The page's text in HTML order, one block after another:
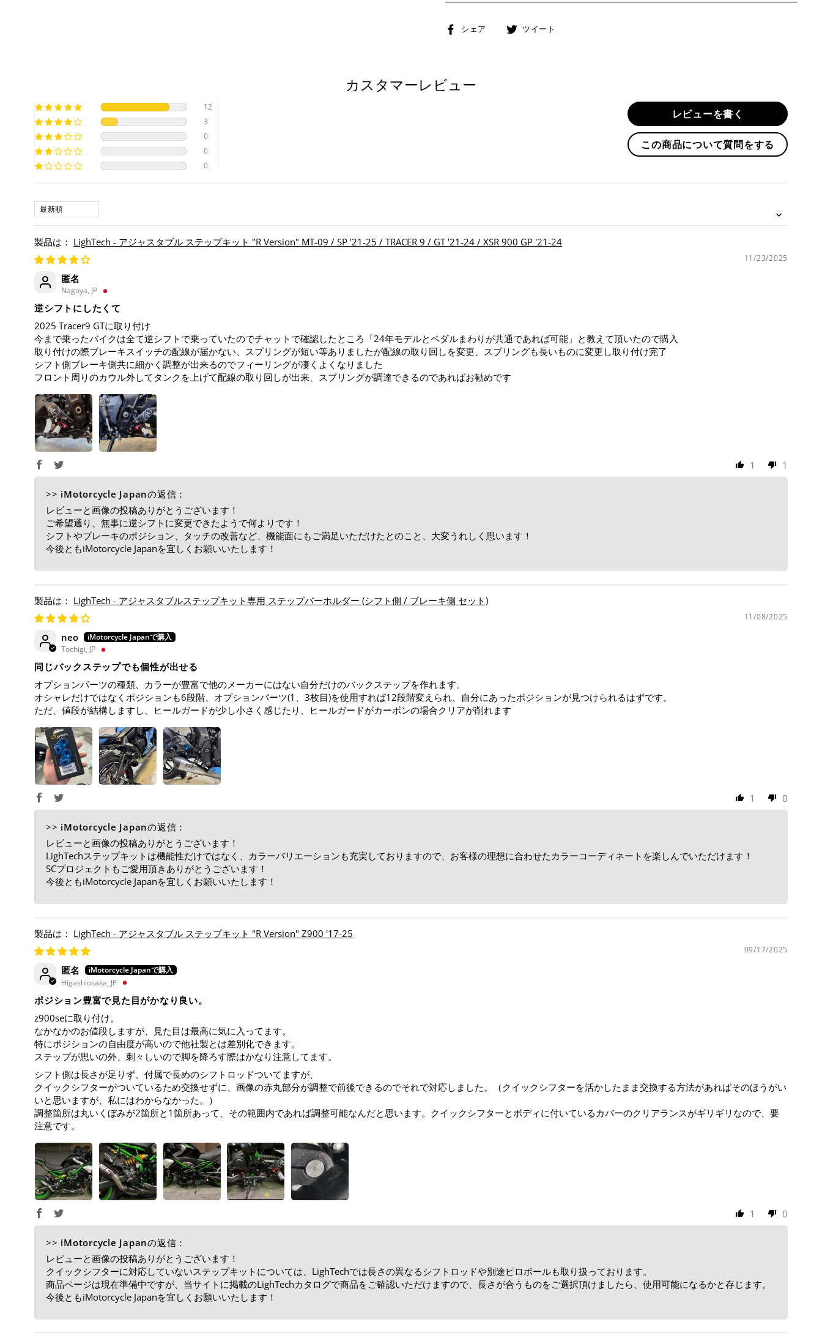
シェア
Facebookツイート
カスタマーレビュー
12
3
0
0
0
レビューを書く
この商品について質問をする
SORT BY
LighTech - アジャスタブル ステップキット "R Version" MT-09 / SP '21-25 / TRACER 9 / GT '21-24 / XSR 900 GP '21-24
11/23/2025
匿名
Nagoya, JP
逆シフトにしたくて
2025 Tracer9 GTに取り付け
今まで乗ったバイクは全て逆シフトで乗っていたのでチャットで確認したところ「24年モデルとペダルまわりが共通であれば可能」と教えて頂いたので購入
取り付けの際ブレーキスイッチの配線が届かない、スプリングが短い等ありましたが配線の取り回しを変更、スプリングも長いものに変更し取り付け完了
シフト側ブレーキ側共に細かく調整が出来るのでフィーリングが凄くよくなりました
フロント周りのカウル外してタンクを上げて配線の取り回しが出来、スプリングが調達できるのであればお勧めです
1 1
>> iMotorcycle Japanの返信：
レビューと画像の投稿ありがとうございます！
ご希望通り、無事に逆シフトに変更できたようで何よりです！
シフトやブレーキのポジション、タッチの改善など、機能面にもご満足いただけたとのこと、大変うれしく思います！
今後ともiMotorcycle Japanを宜しくお願いいたします！
LighTech - アジャスタブルステップキット専用 ステップバーホルダー (シフト側 / ブレーキ側 セット)
11/08/2025
neo
Tochigi, JP
同じバックステップでも個性が出せる
オプションパーツの種類、カラーが豊富で他のメーカーにはない自分だけのバックステップを作れます。
オシャレだけではなくポジションも6段階、オプションパーツ(1、3枚目)を使用すれば12段階変えられ、自分にあったポジションが見つけられるはずです。
ただ、値段が結構しますし、ヒールガードが少し小さく感じたり、ヒールガードがカーボンの場合クリアが削れます
1 0
>> iMotorcycle Japanの返信：
レビューと画像の投稿ありがとうございます！
LighTechステップキットは機能性だけではなく、カラーバリエーションも充実しておりますので、お客様の理想に合わせたカラーコーディネートを楽しんでいただけます！
SCプロジェクトもご愛用頂きありがとうございます！
今後ともiMotorcycle Japanを宜しくお願いいたします！
LighTech - アジャスタブル ステップキット "R Version" Z900 '17-25
09/17/2025
匿名
Higashiosaka, JP
ポジション豊富で見た目がかなり良い。
z900seに取り付け。
なかなかのお値段しますが、見た目は最高に気に入ってます。
特にポジションの自由度が高いので他社製とは差別化できます。
ステップが思いの外、刺々しいので脚を降ろす際はかなり注意してます。
シフト側は長さが足りず、付属で長めのシフトロッドついてますが、
クイックシフターがついているため交換せずに、画像の赤丸部分が調整で前後できるのでそれで対応しました。（クイックシフターを活かしたまま交換する方法があればそのほうがい
いと思いますが、私にはわからなかった。）
調整箇所は丸いくぼみが2箇所と1箇所あって、その範囲内であれば調整可能なんだと思います。クイックシフターとボディに付いているカバーのクリアランスがギリギリなので、要
注意です。
1 0
>> iMotorcycle Japanの返信：
レビューと画像の投稿ありがとうございます！
クイックシフターに対応していないステップキットについては、LighTechでは長さの異なるシフトロッドや別途ピロボールも取り扱っております。
商品ページは現在準備中ですが、当サイトに掲載のLighTechカタログで商品をご確認いただけますので、長さが合うものをご選択頂けましたら、使用可能になるかと存じます。
今後ともiMotorcycle Japanを宜しくお願いいたします！